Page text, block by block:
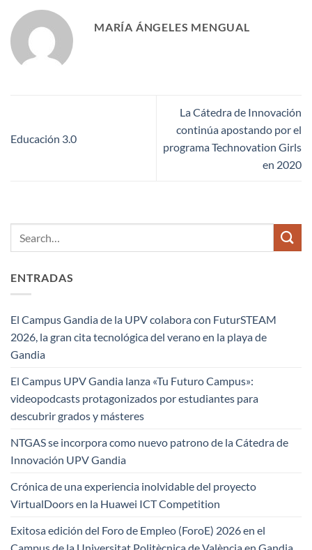
MARÍA ÁNGELES MENGUAL
Educación 3.0
La Cátedra de Innovación
continúa apostando por el
programa Technovation Girls
en 2020
ENTRADAS
El Campus Gandia de la UPV colabora con FuturSTEAM
2026, la gran cita tecnológica del verano en la playa de
Gandia
El Campus UPV Gandia lanza «Tu Futuro Campus»:
videopodcasts protagonizados por estudiantes para
descubrir grados y másteres
NTGAS se incorpora como nuevo patrono de la Cátedra de
Innovación UPV Gandia
Crónica de una experiencia inolvidable del proyecto
VirtualDoors en la Huawei ICT Competition
Exitosa edición del Foro de Empleo (ForoE) 2026 en el